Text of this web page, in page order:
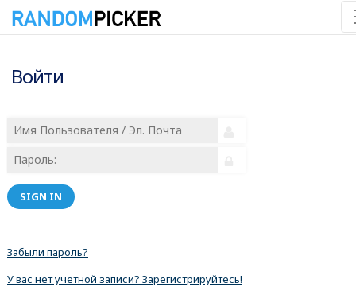
Войти
SIGN IN
Забыли пароль?
У вас нет учетной записи? Зарегистрируйтесь!